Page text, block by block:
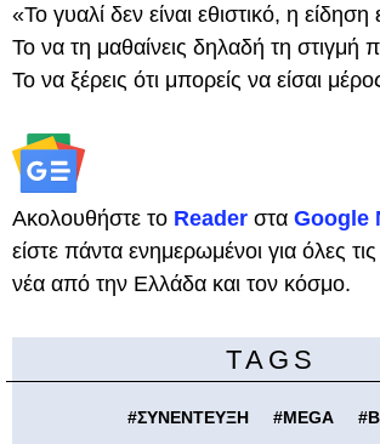
«Το γυαλί δεν είναι εθιστικό, η είδηση
Το να τη μαθαίνεις δηλαδή τη στιγμή
Το να ξέρεις ότι μπορείς να είσαι
Ακολουθήστε το Reader στα Google
είστε πάντα ενημερωμένοι για όλες τις
νέα από την Ελλάδα και τον κόσμο.
TAGS
#ΣΥΝΕΝΤΕΥΞΗ #MEGA #